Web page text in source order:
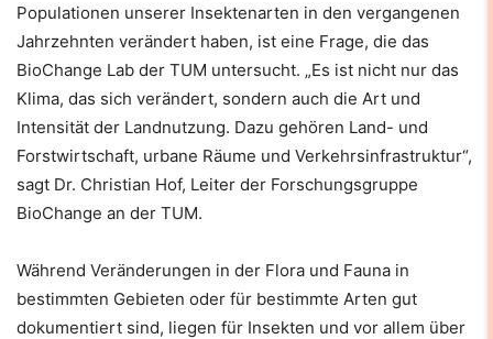
Populationen unserer Insektenarten in den vergangenen
Jahrzehnten verändert haben, ist eine Frage, die das
BioChange Lab der TUM untersucht. „Es ist nicht nur das
Klima, das sich verändert, sondern auch die Art und
Intensität der Landnutzung. Dazu gehören Land- und
Forstwirtschaft, urbane Räume und Verkehrsinfrastruktur“,
sagt Dr. Christian Hof, Leiter der Forschungsgruppe
BioChange an der TUM.
Während Veränderungen in der Flora und Fauna in
bestimmten Gebieten oder für bestimmte Arten gut
dokumentiert sind, liegen für Insekten und vor allem über